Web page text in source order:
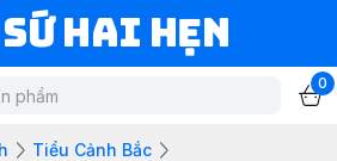
Sứ Hai Hẹn
0
Tiểu Cảnh Bắc